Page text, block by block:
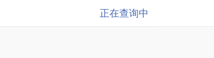
正在查询中